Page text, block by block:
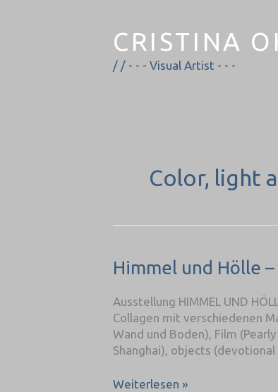
CRISTINA
/ / - - - Visual Artist - - -
Color, light
Himmel und Hölle
Ausstellung HIMMEL UND
Collagen mit verschiedenen
Wand und Boden), Film
Shanghai), objects
Himmel
Hölle
–
Pinloops
(2014)
Weiterlesen »